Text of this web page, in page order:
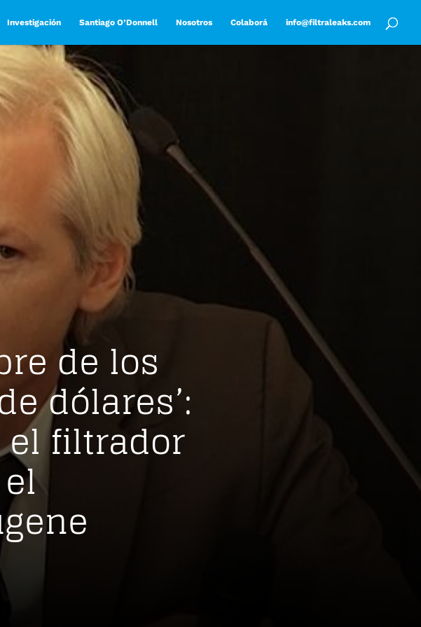
Investigación Santiago O’Donnell Nosotros Colaborá info@filtraleaks.com
de los
dólares’:
el filtrador